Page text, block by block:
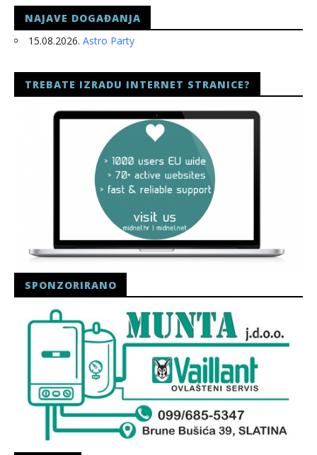
NAJAVE DOGAĐANJA
15.08.2026. Astro Party
TREBATE IZRADU INTERNET STRANICE?
SPONZORIRANO